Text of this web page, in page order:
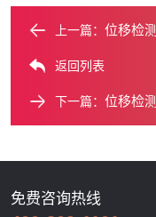
上一篇： 位移检
返回列表
下一篇： 位移检
免费咨询热线